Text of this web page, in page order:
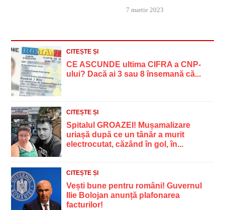
7 martie 2023
CITEȘTE ȘI
CE ASCUNDE ultima CIFRA a CNP-
ului? Dacă ai 3 sau 8 însemană că...
CITEȘTE ȘI
Spitalul GROAZEI! Mușamalizare
uriașă după ce un tânăr a murit
electrocutat, căzând în gol, în...
CITEȘTE ȘI
Vești bune pentru români! Guvernul
Ilie Bolojan anunță plafonarea
facturilor!